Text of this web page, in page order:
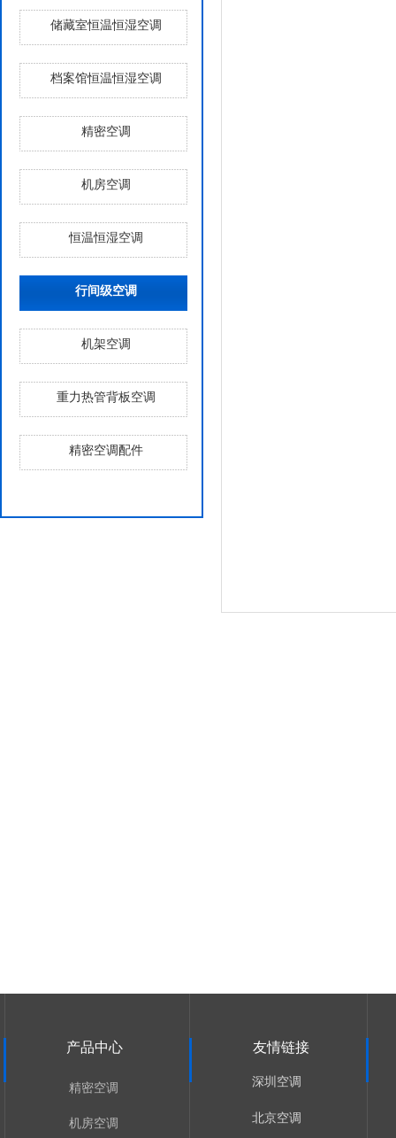
储藏室恒温恒湿空调
档案馆恒温恒湿空调
精密空调
机房空调
恒温恒湿空调
行间级空调
机架空调
重力热管背板空调
精密空调配件
深圳空调
北京空调
精密空调
机房空调
友情链接
产品中心